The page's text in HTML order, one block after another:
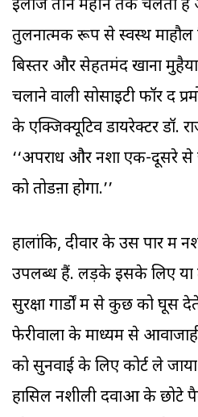
इलाज तीन महीने तक चलता
तुलनात्मक रूप से स्वस्थ माहौल
बिस्तर और सेहतमंद खाना
चलाने वाली सोसाइटी फॉर द
के एक्जिक्यूटिव डायरेक्टर डॉ.
‘‘अपराध और नशा एक-दूसरे
को तोडऩा होगा.’’
हालांकि, दीवार के उस पार में
उपलब्ध हैं. लड़के इसके लिए या
सुरक्षा गार्डों में से कुछ को घूस
फेरीवालों के माध्यम से
को सुनवाई के लिए कोर्ट ले
हासिल नशीली दवाओं के छोटे